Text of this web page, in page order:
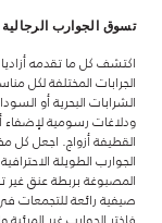
تسوق الجوارب الرجالية
اكتشف كل ما تقدمه
الجرابات المختلفة لكل
الشرابات البحرية أو
ودلاغات رسومية لإضفاء
القطيفة أزواج. اجعل كل
الجوارب الطويلة
المصبوغة بربطة عنق غير
صيفية رائعة للتجمعات